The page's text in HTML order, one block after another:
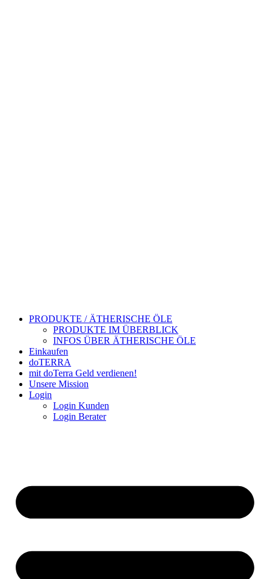
PRODUKTE / ÄTHERISCHE ÖLE
PRODUKTE IM ÜBERBLICK
INFOS ÜBER ÄTHERISCHE ÖLE
Einkaufen
doTERRA
mit doTerra Geld verdienen!
Unsere Mission
Login
Login Kunden
Login Berater